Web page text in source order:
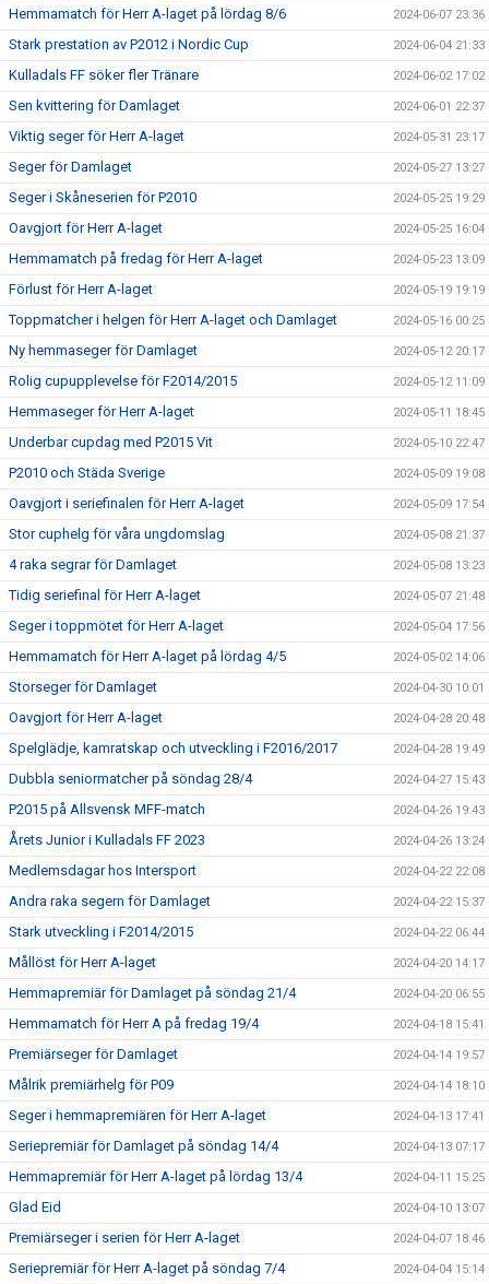
Hemmamatch för Herr A-laget på lördag 8/6 2024-06-07 23:36
Stark prestation av P2012 i Nordic Cup 2024-06-04 21:33
Kulladals FF söker fler Tränare 2024-06-02 17:02
Sen kvittering för Damlaget 2024-06-01 22:37
Viktig seger för Herr A-laget 2024-05-31 23:17
Seger för Damlaget 2024-05-27 13:27
Seger i Skåneserien för P2010 2024-05-25 19:29
Oavgjort för Herr A-laget 2024-05-25 16:04
Hemmamatch på fredag för Herr A-laget 2024-05-23 13:09
Förlust för Herr A-laget 2024-05-19 19:19
Toppmatcher i helgen för Herr A-laget och Damlaget 2024-05-16 00:25
Ny hemmaseger för Damlaget 2024-05-12 20:17
Rolig cupupplevelse för F2014/2015 2024-05-12 11:09
Hemmaseger för Herr A-laget 2024-05-11 18:45
Underbar cupdag med P2015 Vit 2024-05-10 22:47
P2010 och Städa Sverige 2024-05-09 19:08
Oavgjort i seriefinalen för Herr A-laget 2024-05-09 17:54
Stor cuphelg för våra ungdomslag 2024-05-08 21:37
4 raka segrar för Damlaget 2024-05-08 13:23
Tidig seriefinal för Herr A-laget 2024-05-07 21:48
Seger i toppmötet för Herr A-laget 2024-05-04 17:56
Hemmamatch för Herr A-laget på lördag 4/5 2024-05-02 14:06
Storseger för Damlaget 2024-04-30 10:01
Oavgjort för Herr A-laget 2024-04-28 20:48
Spelglädje, kamratskap och utveckling i F2016/2017 2024-04-28 19:49
Dubbla seniormatcher på söndag 28/4 2024-04-27 15:43
P2015 på Allsvensk MFF-match 2024-04-26 19:43
Årets Junior i Kulladals FF 2023 2024-04-26 13:24
Medlemsdagar hos Intersport 2024-04-22 22:08
Andra raka segern för Damlaget 2024-04-22 15:37
Stark utveckling i F2014/2015 2024-04-22 06:44
Mållöst för Herr A-laget 2024-04-20 14:17
Hemmapremiär för Damlaget på söndag 21/4 2024-04-20 06:55
Hemmamatch för Herr A på fredag 19/4 2024-04-18 15:41
Premiärseger för Damlaget 2024-04-14 19:57
Målrik premiärhelg för P09 2024-04-14 18:10
Seger i hemmapremiären för Herr A-laget 2024-04-13 17:41
Seriepremiär för Damlaget på söndag 14/4 2024-04-13 07:17
Hemmapremiär för Herr A-laget på lördag 13/4 2024-04-11 15:25
Glad Eid 2024-04-10 13:07
Premiärseger i serien för Herr A-laget 2024-04-07 18:46
Seriepremiär för Herr A-laget på söndag 7/4 2024-04-04 15:14